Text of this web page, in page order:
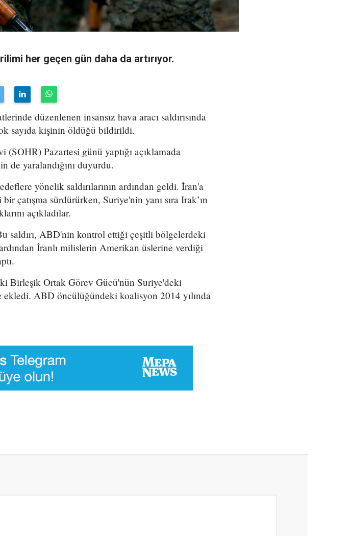
her geçen gün daha da artırıyor.
düzenlenen insansız hava aracı saldırısında
sayıda kişinin öldüğü bildirildi.
Pazartesi günü yaptığı açıklamada
de yaralandığını duyurdu.
yönelik saldırılarının ardından geldi. İran'a
çatışma sürdürürken, Suriye'nin yanı sıra Irak’ın
açıkladılar.
saldırı, ABD'nin kontrol ettiği çeşitli bölgelerdeki
İranlı milislerin Amerikan üslerine verdiği
Birleşik Ortak Görev Gücü'nün Suriye'deki
ABD öncülüğündeki koalisyon 2014 yılında